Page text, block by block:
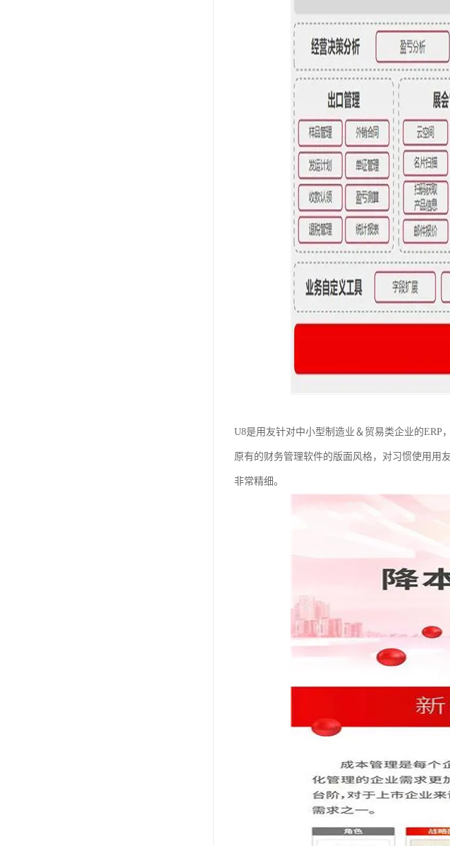
U8是用友针对中小型制造业＆贸易类企业的ERP
原有的财务管理软件的版面风格，对习惯使用用
非常精细。